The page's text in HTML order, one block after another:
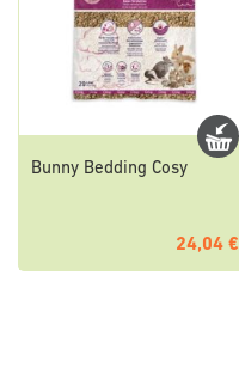
Bunny Bedding Cosy
24,04 €